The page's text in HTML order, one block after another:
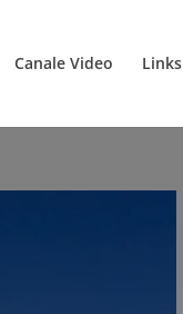
Canale Video Links